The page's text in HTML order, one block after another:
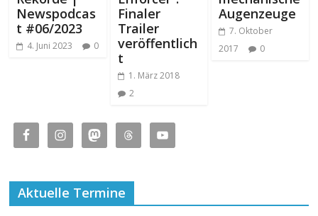
Newspodcas
t #06/2023
4. Juni 2023 0
Finaler
Trailer
veröffentlich
t
1. März 2018
2
Augenzeuge
7. Oktober
2017
0
Aktuelle Termine